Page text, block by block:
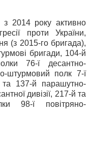
2014 року активно
проти України,
(з 2015-го бригада),
бригади, 104-й
76-ї десантно-
штурмовий полк 7-ї
та 137-й парашутно-
дивізії, 217-й та
98-ї повітряно-